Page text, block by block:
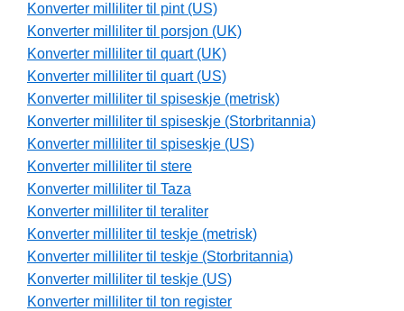
Konverter milliliter til pint (US)
Konverter milliliter til porsjon (UK)
Konverter milliliter til quart (UK)
Konverter milliliter til quart (US)
Konverter milliliter til spiseskje (metrisk)
Konverter milliliter til spiseskje (Storbritannia)
Konverter milliliter til spiseskje (US)
Konverter milliliter til stere
Konverter milliliter til Taza
Konverter milliliter til teraliter
Konverter milliliter til teskje (metrisk)
Konverter milliliter til teskje (Storbritannia)
Konverter milliliter til teskje (US)
Konverter milliliter til ton register